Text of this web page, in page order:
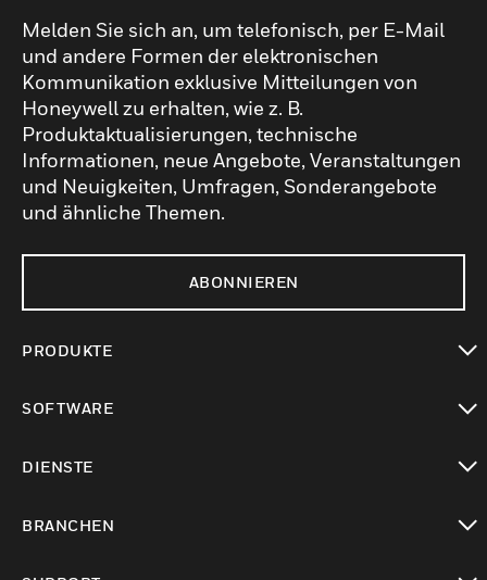
Melden Sie sich an, um telefonisch, per E-Mail
und andere Formen der elektronischen
Kommunikation exklusive Mitteilungen von
Honeywell zu erhalten, wie z. B.
Produktaktualisierungen, technische
Informationen, neue Angebote, Veranstaltungen
und Neuigkeiten, Umfragen, Sonderangebote
und ähnliche Themen.
ABONNIEREN
PRODUKTE
SOFTWARE
DIENSTE
BRANCHEN